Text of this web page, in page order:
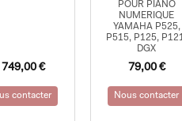
749,00 €
contacter
POUR PIANO
NUMERIQUE
YAMAHA P525,
P515, P125,
DGX
79,00 €
Nous contacter